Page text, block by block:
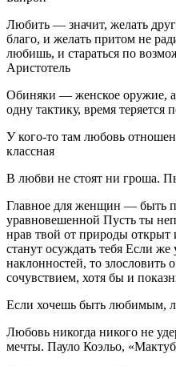
Любить — значит, желать
благо, и желать притом не
любишь, и стараться по
Аристотель
Обиняки — женское оружие, а
одну тактику, время теряется
У кого-то там любовь
классная
В любви не стоят ни гроша.
Главное для женщин — быть
уравновешенной Пусть ты
нрав твой от природы открыт
станут осуждать тебя Если же
наклонностей, то злословить
сочувствием, хотя бы и
Если хочешь быть любимым,
Любовь никогда никого не
мечты. Пауло Коэльо,